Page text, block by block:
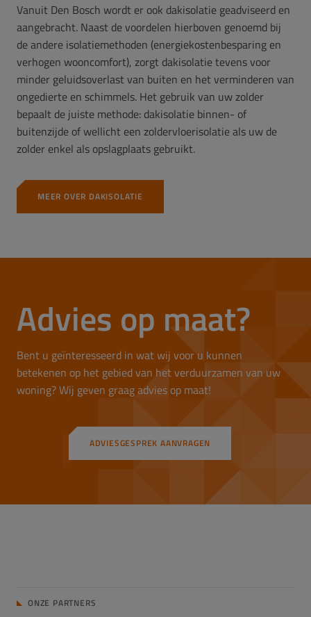
Vanuit Den Bosch wordt er ook dakisolatie geadviseerd en
aangebracht. Naast de voordelen hierboven genoemd bij
de andere isolatiemethoden (energiekostenbesparing en
verhogen wooncomfort), zorgt dakisolatie tevens voor
minder geluidsoverlast van buiten en het verminderen van
ongedierte en schimmels. Het gebruik van uw zolder
bepaalt de juiste methode: dakisolatie binnen- of
buitenzijde of wellicht een zoldervloerisolatie als uw de
zolder enkel als opslagplaats gebruikt.
MEER OVER DAKISOLATIE
Advies op maat?
Bent u geïnteresseerd in wat wij voor u kunnen
betekenen op het gebied van het verduurzamen van uw
woning? Wij geven graag advies op maat!
ADVIESGESPREK AANVRAGEN
ONZE PARTNERS